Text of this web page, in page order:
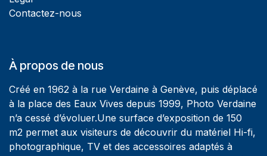
Contactez-nous
À propos de nous
Créé en 1962 à la rue Verdaine à Genève, puis déplacé
à la place des Eaux Vives depuis 1999, Photo Verdaine
n’a cessé d’évoluer.Une surface d’exposition de 150
m2 permet aux visiteurs de découvrir du matériel Hi-fi,
photographique, TV et des accessoires adaptés à